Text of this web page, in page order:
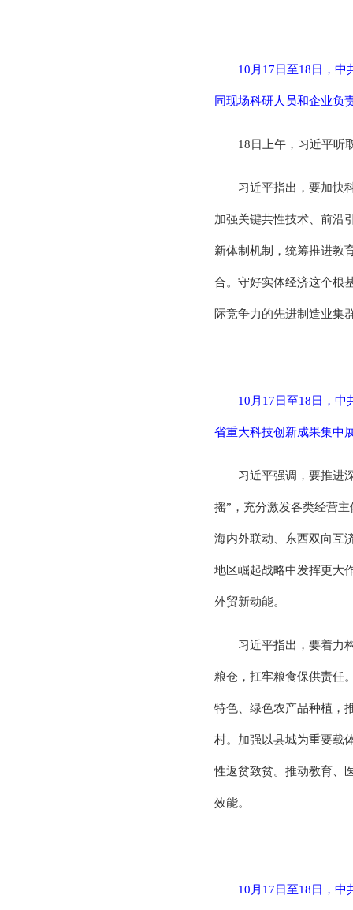
10月17日至18日，
同现场科研人员和企业负
18日上午，习近平听
习近平指出，要加快
加强关键共性技术、前沿
新体制机制，统筹推进教
合。守好实体经济这个根
际竞争力的先进制造业集
10月17日至18日，
省重大科技创新成果集中
习近平强调，要推进
摇”，充分激发各类经营
海内外联动、东西双向互
地区崛起战略中发挥更大
外贸新动能。
习近平指出，要着力
粮仓，扛牢粮食保供责任
特色、绿色农产品种植，
村。加强以县城为重要载
性返贫致贫。推动教育、
效能。
10月17日至18日，